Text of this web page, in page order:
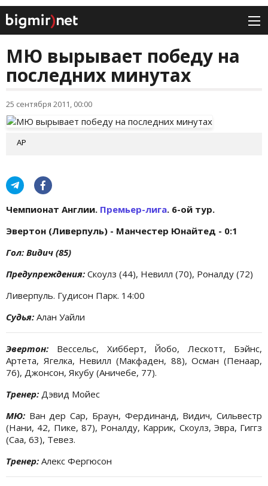
МЮ вырывает победу на
последних минутах
25 сентября 2011, 00:00
АР
Чемпионат Англии. Премьер-лига. 6-ой тур.
Эвертон (Ливерпуль) - Манчестер Юнайтед - 0:1
Гол: Видич (85)
Предупреждения: Скоулз (44), Невилл (70), Роналду (72)
Ливерпуль. Гудисон Парк. 14:00
Судья: Алан Уайли
Эвертон: Вессельс, Хибберт, Йобо, Лескотт, Бэйнс,
Артета, Ягелка, Невилл (Макфаден, 88), Осман (Пенаар,
76), Джонсон, Якубу (Аничебе, 77).
Тренер: Дэвид Мойес
МЮ: Ван дер Сар, Браун, Фердинанд, Видич, Сильвестр
(Нани, 42, Пике, 87), Роналду, Каррик, Скоулз, Эвра, Гиггз
(Саа, 63), Тевез.
Тренер: Алекс Фергюсон